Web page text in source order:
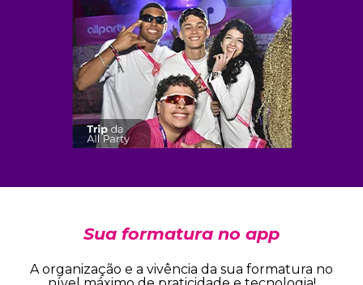
Sua formatura no app
A organização e a vivência da sua formatura no